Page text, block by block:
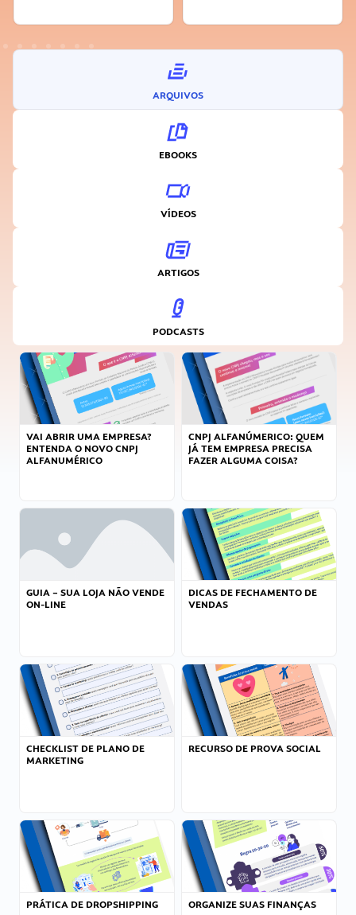
ARQUIVOS
EBOOKS
VÍDEOS
ARTIGOS
PODCASTS
VAI ABRIR UMA EMPRESA?
ENTENDA O NOVO CNPJ
ALFANUMÉRICO
CNPJ ALFANÚMERICO: QUEM
JÁ TEM EMPRESA PRECISA
FAZER ALGUMA COISA?
GUIA – SUA LOJA NÃO VENDE
ON-LINE
DICAS DE FECHAMENTO DE
VENDAS
CHECKLIST DE PLANO DE
MARKETING
RECURSO DE PROVA SOCIAL
PRÁTICA DE DROPSHIPPING ORGANIZE SUAS FINANÇAS